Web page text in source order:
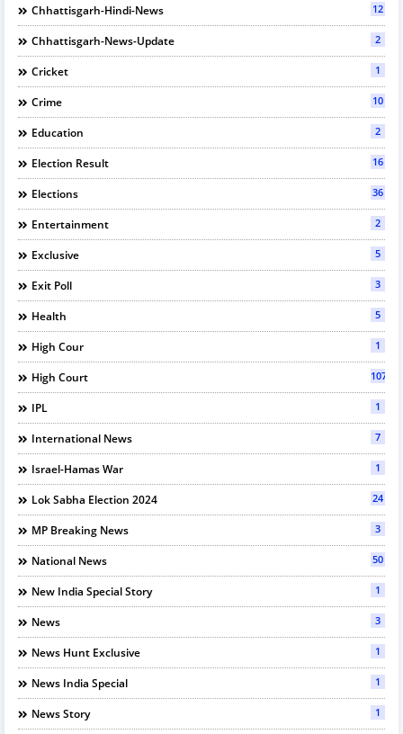
Chhattisgarh-Hindi-News 12
Chhattisgarh-News-Update 2
Cricket 1
Crime 10
Education 2
Election Result 16
Elections 36
Entertainment 2
Exclusive 5
Exit Poll 3
Health 5
High Cour 1
High Court 107
IPL 1
International News 7
Israel-Hamas War 1
Lok Sabha Election 2024 24
MP Breaking News 3
National News 50
New India Special Story 1
News 3
News Hunt Exclusive 1
News India Special 1
News Story 1